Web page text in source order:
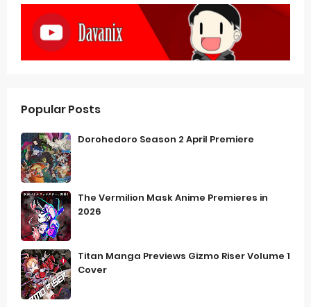
Popular Posts
Dorohedoro Season 2 April Premiere
The Vermilion Mask Anime Premieres in
2026
Titan Manga Previews Gizmo Riser Volume 1
Cover